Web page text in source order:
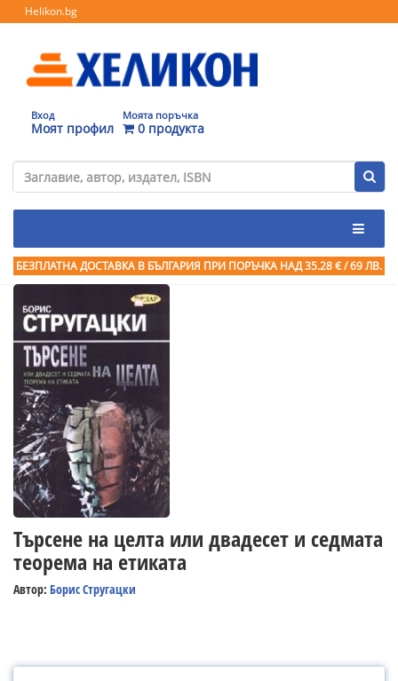
Helikon.bg
Вход
Моят профил
Моята поръчка
0 продукта
БЕЗПЛАТНА ДОСТАВКА В БЪЛГАРИЯ ПРИ ПОРЪЧКА НАД 35.28 € / 69 ЛВ.
Търсене на целта или двадесет и седмата
теорема на етиката
Автор: Борис Стругацки